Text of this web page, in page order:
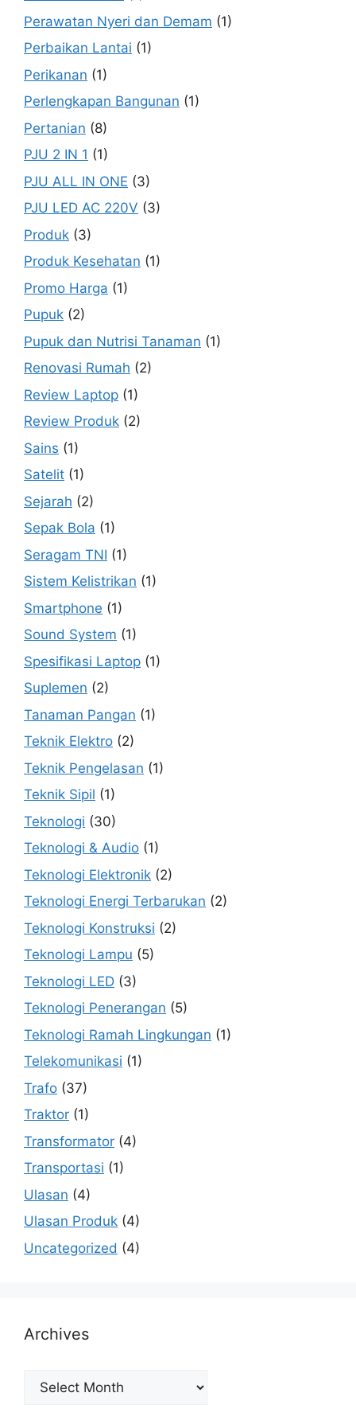
Perawatan Nyeri dan Demam (1)
Perbaikan Lantai (1)
Perikanan (1)
Perlengkapan Bangunan (1)
Pertanian (8)
PJU 2 IN 1 (1)
PJU ALL IN ONE (3)
PJU LED AC 220V (3)
Produk (3)
Produk Kesehatan (1)
Promo Harga (1)
Pupuk (2)
Pupuk dan Nutrisi Tanaman (1)
Renovasi Rumah (2)
Review Laptop (1)
Review Produk (2)
Sains (1)
Satelit (1)
Sejarah (2)
Sepak Bola (1)
Seragam TNI (1)
Sistem Kelistrikan (1)
Smartphone (1)
Sound System (1)
Spesifikasi Laptop (1)
Suplemen (2)
Tanaman Pangan (1)
Teknik Elektro (2)
Teknik Pengelasan (1)
Teknik Sipil (1)
Teknologi (30)
Teknologi & Audio (1)
Teknologi Elektronik (2)
Teknologi Energi Terbarukan (2)
Teknologi Konstruksi (2)
Teknologi Lampu (5)
Teknologi LED (3)
Teknologi Penerangan (5)
Teknologi Ramah Lingkungan (1)
Telekomunikasi (1)
Trafo (37)
Traktor (1)
Transformator (4)
Transportasi (1)
Ulasan (4)
Ulasan Produk (4)
Uncategorized (4)
Archives
Archives